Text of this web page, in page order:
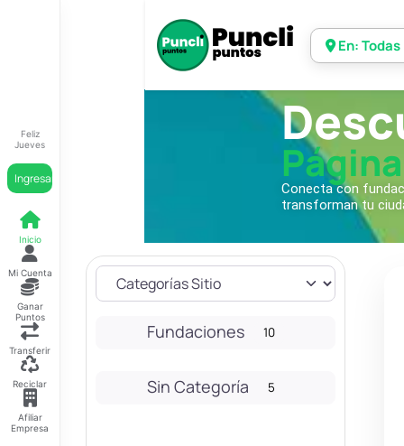
Feliz
Jueves
Ingresar
Inicio
Mi Cuenta
Ganar
Puntos
Transferir
Reciclar
Afiliar
Empresa
En: Todas
Conecta con
transforman tu
Fundaciones 10
Sin Categoría 5